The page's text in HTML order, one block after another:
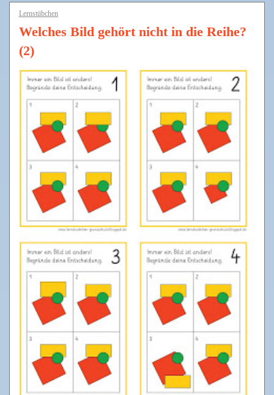
Lernstübchen
Welches Bild gehört nicht in die Reihe?
(2)